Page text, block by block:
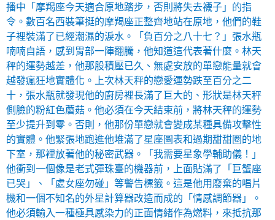
播中「摩羯座今天適合原地踏步，否則將失去襪子」的指
令。數百名西裝筆挺的摩羯座正整齊地站在原地，他們的鞋
子裡裝滿了已經潮濕的淚水。「負百分之八十七？」張水瓶
喃喃自語，感到胃部一陣翻騰，他知道這代表著什麼。林天
秤的運勢越差，他那股積壓已久、無處安放的單戀能量就會
越發瘋狂地實體化。上次林天秤的戀愛運勢跌至百分之二
十，張水瓶就發現他的廚房裡長滿了巨大的、形狀是林天秤
側臉的粉紅色蘑菇。他必須在今天結束前，將林天秤的運勢
至少提升到零。否則，他那份單戀就會變成某種具備攻擊性
的實體。他緊張地跑進他堆滿了星座圖表和過期甜甜圈的地
下室，那裡放著他的秘密武器。「我需要星象學輔助儀！」
他衝到一個像是老式彈珠臺的機器前，上面貼滿了「巨蟹座
已哭」、「處女座勿碰」等警告標籤。這是他用廢棄的唱片
機和一個不知名的外星計算器改造而成的「情感調節器」。
他必須輸入一種極具感染力的正面情緒作為燃料，來抵抗那